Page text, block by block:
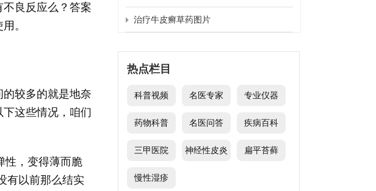
良反应么？答案
。
较多的就是地奈
这些情况，咱们
性，变得薄而脆
有以前那么结实
治疗牛皮癣草药图片
热点栏目
科普视频 名医专家 专业仪器
药物科普 名医问答 疾病百科
三甲医院 神经性皮炎 扁平苔藓
慢性湿疹